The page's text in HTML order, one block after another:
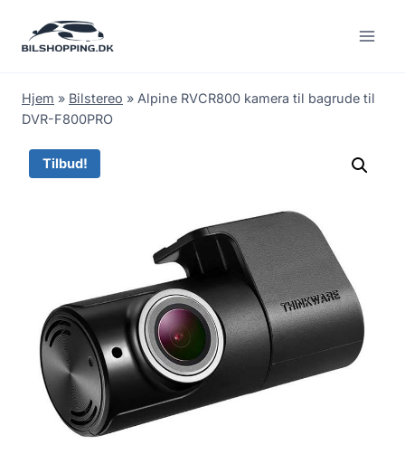
Hjem » Bilstereo » Alpine RVCR800 kamera til bagrude til
DVR-F800PRO
Tilbud!